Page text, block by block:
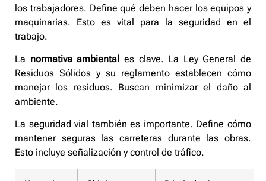
los trabajadores. Define qué deben hacer los equipos y
maquinarias. Esto es vital para la seguridad en el
trabajo.
La normativa ambiental es clave. La Ley General de
Residuos Sólidos y su reglamento establecen cómo
manejar los residuos. Buscan minimizar el daño al
ambiente.
La seguridad vial también es importante. Define cómo
mantener seguras las carreteras durante las obras.
Esto incluye señalización y control de tráfico.